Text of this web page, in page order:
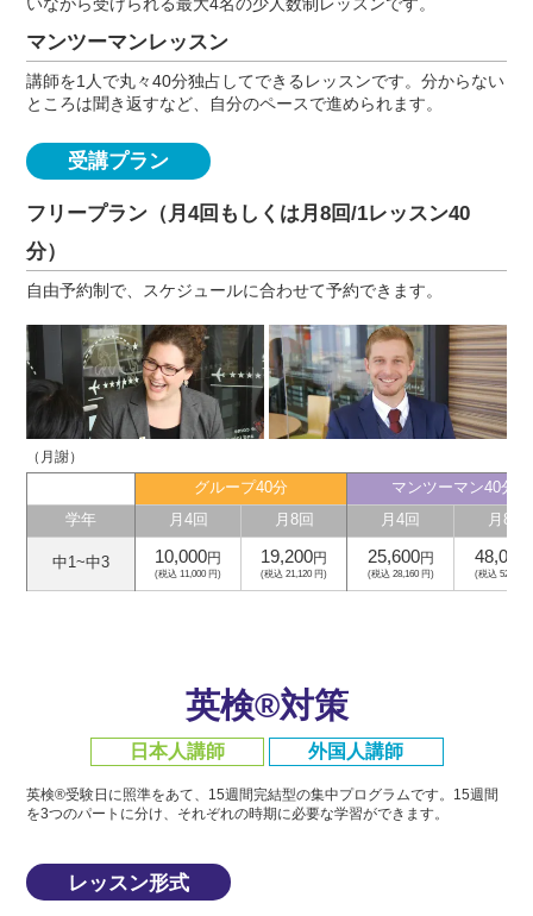
いながら受けられる最大4名の少人数制レッスンです。
マンツーマンレッスン
講師を1人で丸々40分独占してできるレッスンです。分からない
ところは聞き返すなど、自分のペースで進められます。
受講プラン
フリープラン（月4回もしくは月8回/1レッスン40
分）
自由予約制で、スケジュールに合わせて予約できます。
（月謝）
グループ40分
マンツーマン40分
学年
月4回 月8回 月4回 月8回
中1~中3 10,000円
(税込 11,000 円)
19,200円
(税込 21,120 円)
25,600円
(税込 28,160 円)
48,000
(税込 52,800
英検®対策
日本人講師 外国人講師
英検®受験日に照準をあて、15週間完結型の集中プログラムです。 15週間
を3つのパートに分け、それぞれの時期に必要な学習ができます。
レッスン形式